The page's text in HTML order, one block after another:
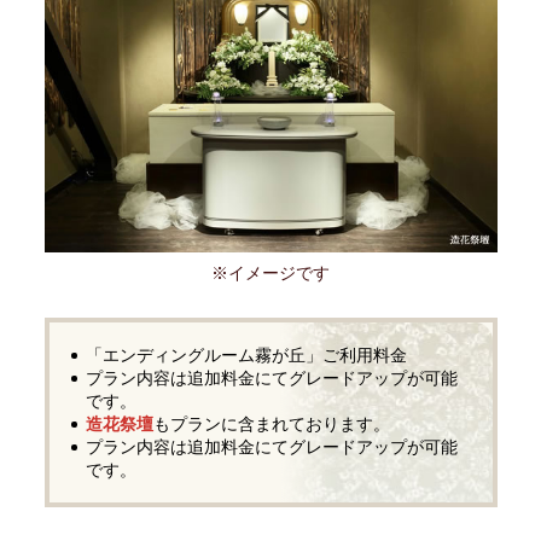
※イメージです
「エンディングルーム霧が丘」ご利用料金
プラン内容は追加料金にてグレードアップが可能
です。
造花祭壇 もプランに含まれております。
プラン内容は追加料金にてグレードアップが可能
です。